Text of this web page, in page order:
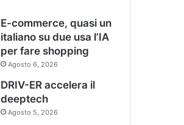
E-commerce, quasi un
italiano su due usa l’IA
per fare shopping
Agosto 6, 2026
DRIV-ER accelera il
deeptech
Agosto 5, 2026